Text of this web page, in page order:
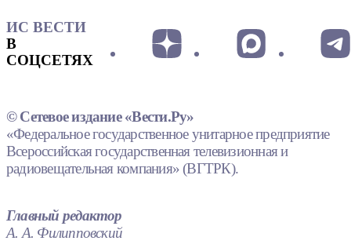
ИС ВЕСТИ
В
СОЦСЕТЯХ
© Сетевое издание «Вести.Ру»
«Федеральное государственное унитарное предприятие
Всероссийская государственная телевизионная и
радиовещательная компания» (ВГТРК).
Главный редактор
А. А. Филипповский